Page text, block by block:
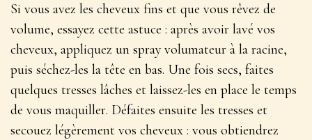
Si vous avez les cheveux fins et que vous rêvez de
volume, essayez cette astuce : après avoir lavé vos
cheveux, appliquez un spray volumateur à la racine,
puis séchez-les la tête en bas. Une fois secs, faites
quelques tresses lâches et laissez-les en place le temps
de vous maquiller. Défaites ensuite les tresses et
secouez légèrement vos cheveux : vous obtiendrez